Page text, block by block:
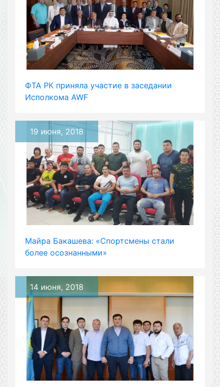
ФТА РК приняла участие в заседании
Исполкома AWF
Майра Бакашева: «Спортсмены стали
более осознанными»
19 июня, 2018
14 июня, 2018